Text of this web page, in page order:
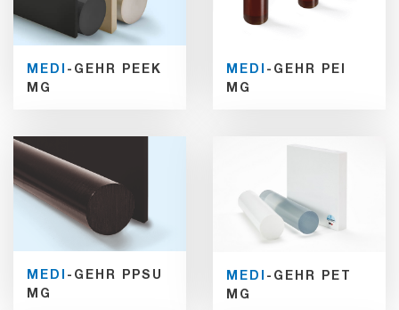
MEDI -GEHR PEEK
MG
MEDI -GEHR PEI
MG
MEDI -GEHR PPSU
MG
MEDI -GEHR PET
MG